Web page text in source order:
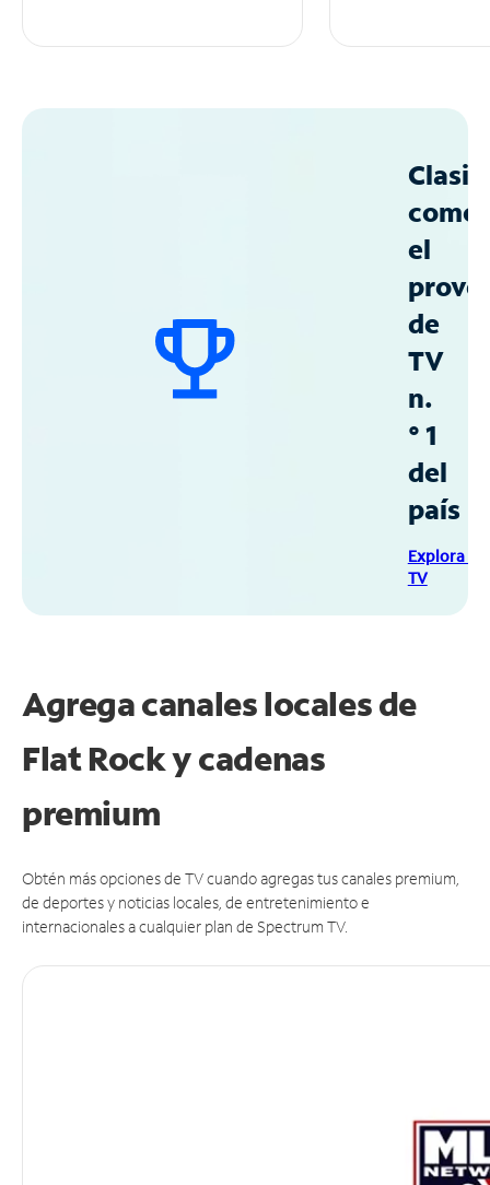
como
el
de
TV
n.
° 1
del
país
Explora
TV
Agrega canales locales de
Flat Rock y cadenas
premium
Obtén más opciones de TV cuando agregas tus canales premium,
de deportes y noticias locales, de entretenimiento e
internacionales a cualquier plan de Spectrum TV.